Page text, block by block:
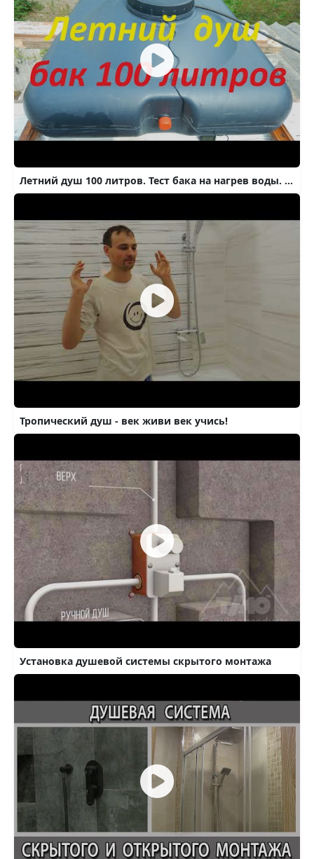
Летний душ 100 литров. Тест бака на нагрев воды. Плюсы и минусы.
Тропический душ - век живи век учись!
Установка душевой системы скрытого монтажа